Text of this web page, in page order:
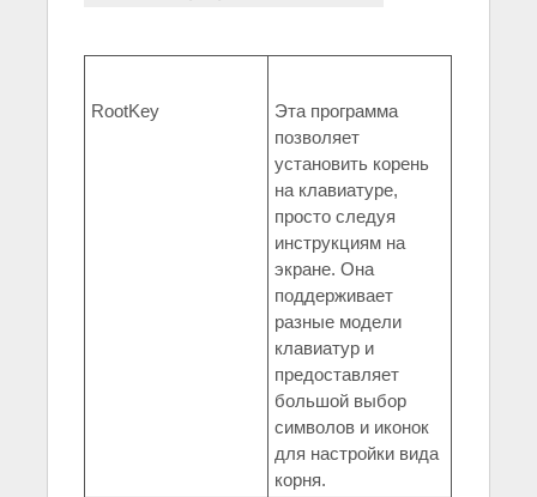
RootKey
Эта программа
позволяет
установить корень
на клавиатуре,
просто следуя
инструкциям на
экране. Она
поддерживает
разные модели
клавиатур и
предоставляет
большой выбор
символов и иконок
для настройки вида
корня.